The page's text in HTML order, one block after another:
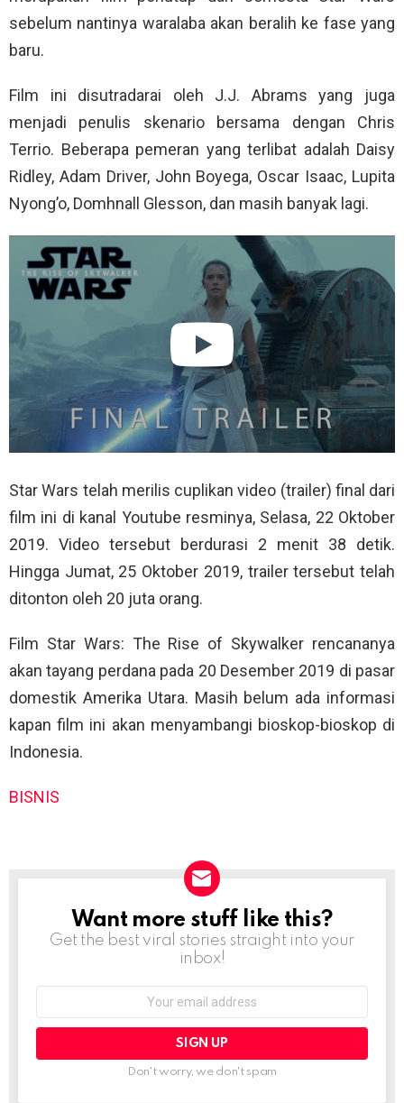
sebelum nantinya waralaba akan beralih ke fase yang
baru.
Film ini disutradarai oleh J.J. Abrams yang juga
menjadi penulis skenario bersama dengan Chris
Terrio. Beberapa pemeran yang terlibat adalah Daisy
Ridley, Adam Driver, John Boyega, Oscar Isaac, Lupita
Nyong’o, Domhnall Glesson, dan masih banyak lagi.
Star Wars telah merilis cuplikan video (trailer) final dari
film ini di kanal Youtube resminya, Selasa, 22 Oktober
2019. Video tersebut berdurasi 2 menit 38 detik.
Hingga Jumat, 25 Oktober 2019, trailer tersebut telah
ditonton oleh 20 juta orang.
Film Star Wars: The Rise of Skywalker rencananya
akan tayang perdana pada 20 Desember 2019 di pasar
domestik Amerika Utara. Masih belum ada informasi
kapan film ini akan menyambangi bioskop-bioskop di
Indonesia.
BISNIS
NEWSLETTER
Want more stuff like this?
Get the best viral stories straight into your
inbox!
Don't worry, we don't spam